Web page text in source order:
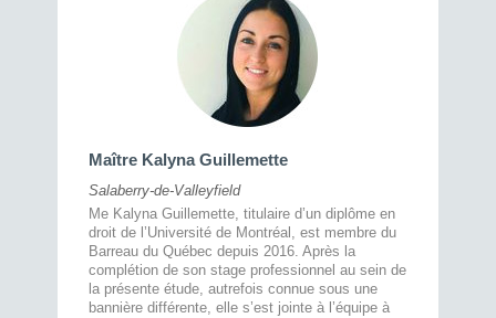
Maître Kalyna Guillemette
Salaberry-de-Valleyfield
Me Kalyna Guillemette, titulaire d’un diplôme en
droit de l’Université de Montréal, est membre du
Barreau du Québec depuis 2016. Après la
complétion de son stage professionnel au sein de
la présente étude, autrefois connue sous une
bannière différente, elle s’est jointe à l’équipe à